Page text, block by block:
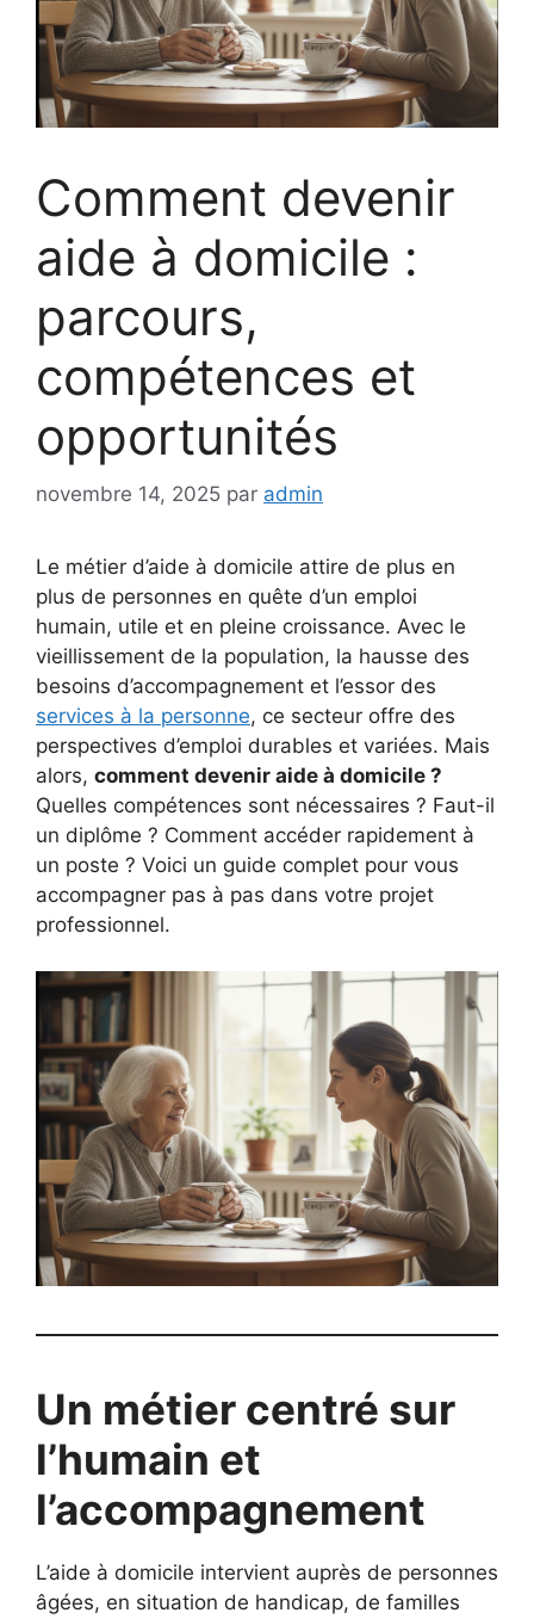
Comment devenir
aide à domicile :
parcours,
compétences et
opportunités
novembre 14, 2025 par admin
Le métier d’aide à domicile attire de plus en
plus de personnes en quête d’un emploi
humain, utile et en pleine croissance. Avec le
vieillissement de la population, la hausse des
besoins d’accompagnement et l’essor des
services à la personne, ce secteur offre des
perspectives d’emploi durables et variées. Mais
alors, comment devenir aide à domicile ?
Quelles compétences sont nécessaires ? Faut-il
un diplôme ? Comment accéder rapidement à
un poste ? Voici un guide complet pour vous
accompagner pas à pas dans votre projet
professionnel.
Un métier centré sur
l’humain et
l’accompagnement
L’aide à domicile intervient auprès de personnes
âgées, en situation de handicap, de familles